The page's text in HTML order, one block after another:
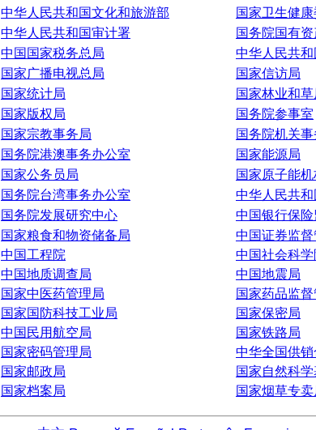
中华人民共和国文化和旅游部
国家卫生健
中华人民共和国审计署
国务院国有
中国国家税务总局
中华人民共
国家广播电视总局
国家信访局
国家统计局
国家林业和草
国家版权局
国务院参事室
国家宗教事务局
国务院机关
国务院港澳事务办公室
国家能源局
国家公务员局
国家原子能机
国务院台湾事务办公室
中华人民共
国务院发展研究中心
中国银行保
国家粮食和物资储备局
中国证券监
中国工程院
中国社会科学
中国地质调查局
中国地震局
国家中医药管理局
国家药品监
国家国防科技工业局
国家保密局
中国民用航空局
国家铁路局
国家密码管理局
中华全国供
国家邮政局
国家自然科
国家档案局 国家烟草专卖